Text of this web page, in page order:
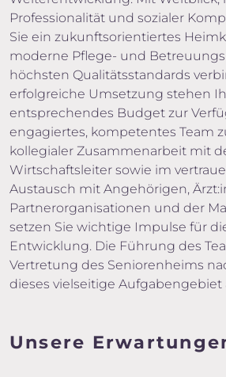
Professionalität und sozialer
Sie ein zukunftsorientiertes
moderne Pflege- und
höchsten Qualitätsstandards
erfolgreiche Umsetzung stehen
entsprechendes Budget zur
engagiertes, kompetentes Team
kollegialer Zusammenarbeit mit
Wirtschaftsleiter sowie im
Austausch mit Angehörigen,
Partnerorganisationen und der
setzen Sie wichtige Impulse für
Entwicklung. Die Führung des
Vertretung des Seniorenheims
dieses vielseitige Aufgabengebiet
Unsere